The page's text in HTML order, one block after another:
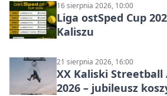
16 sierpnia 2026, 10:00
Liga ostSped Cup
Kaliszu
21 sierpnia 2026, 16:00
XX Kaliski
2026 – jubileusz